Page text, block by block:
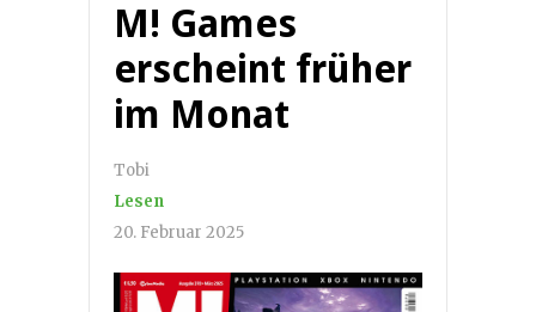
M! Games
erscheint früher
im Monat
Tobi
Lesen
20. Februar 2025